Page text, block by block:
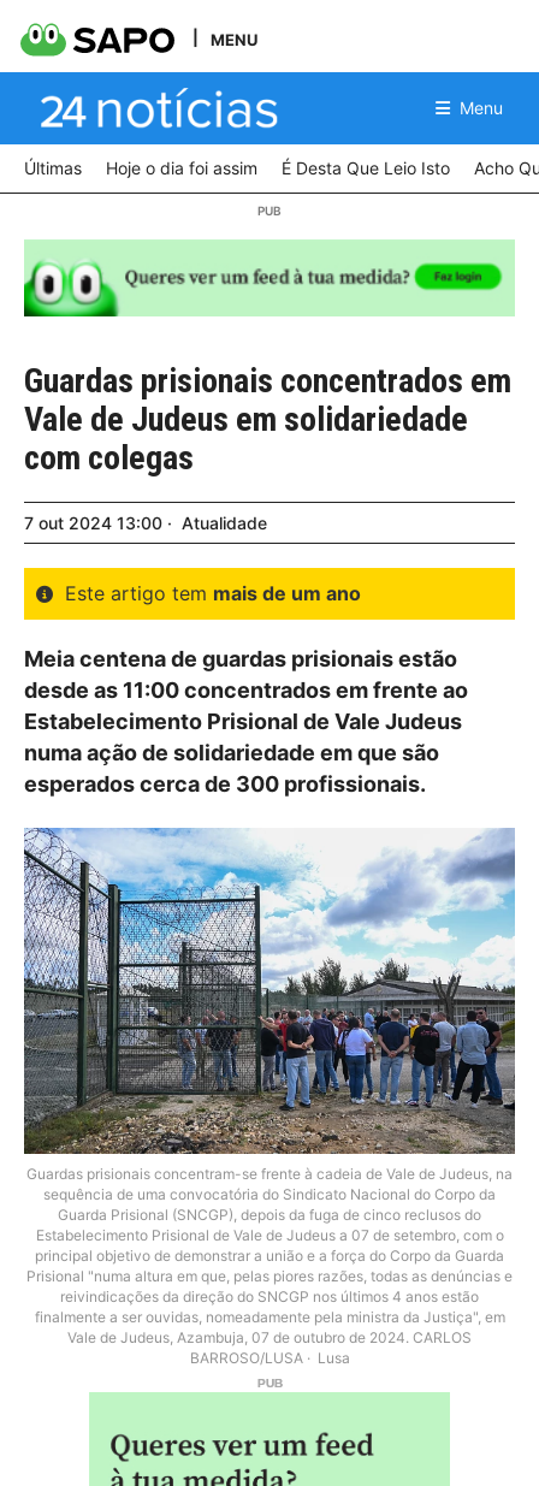
MENU
Menu
Últimas Hoje o dia foi assim É Desta Que Leio Isto Acho
Guardas prisionais concentrados em
Vale de Judeus em solidariedade
com colegas
7 out 2024 13:00 Atualidade
Este artigo tem mais de um ano
Meia centena de guardas prisionais estão
desde as 11:00 concentrados em frente ao
Estabelecimento Prisional de Vale Judeus
numa ação de solidariedade em que são
esperados cerca de 300 profissionais.
Guardas prisionais concentram-se frente à cadeia de Vale de Judeus, na
sequência de uma convocatória do Sindicato Nacional do Corpo da
Guarda Prisional (SNCGP), depois da fuga de cinco reclusos do
Estabelecimento Prisional de Vale de Judeus a 07 de setembro, com o
principal objetivo de demonstrar a união e a força do Corpo da Guarda
Prisional "numa altura em que, pelas piores razões, todas as denúncias e
reivindicações da direção do SNCGP nos últimos 4 anos estão
finalmente a ser ouvidas, nomeadamente pela ministra da Justiça", em
Vale de Judeus, Azambuja, 07 de outubro de 2024. CARLOS
BARROSO/LUSA
Lusa